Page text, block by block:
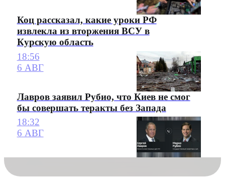
Коц рассказал, какие уроки РФ
извлекла из вторжения ВСУ в
Курскую область
18:56
6 АВГ
Лавров заявил Рубио, что Киев не смог
бы совершать теракты без Запада
18:32
6 АВГ